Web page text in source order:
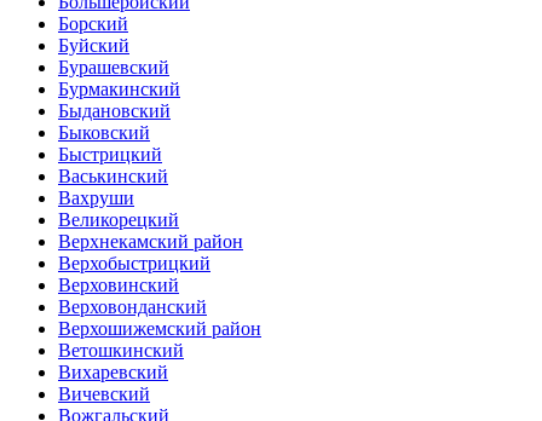
Борский
Буйский
Бурашевский
Бурмакинский
Быдановский
Быковский
Быстрицкий
Васькинский
Вахруши
Великорецкий
Верхнекамский район
Верхобыстрицкий
Верховинский
Верховонданский
Верхошижемский район
Ветошкинский
Вихаревский
Вичевский
Вожгальский